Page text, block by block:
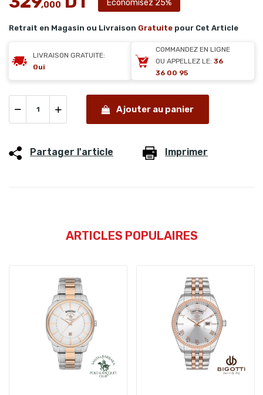
,000 Économisez 25%
Retrait en Magasin ou Livraison Gratuite pour Cet Article
LIVRAISON GRATUITE:
Oui
COMMANDEZ EN LIGNE
OU APPELLEZ LE: 36
36 00 95
Ajouter au panier
Partager l'article Imprimer
ARTICLES POPULAIRES